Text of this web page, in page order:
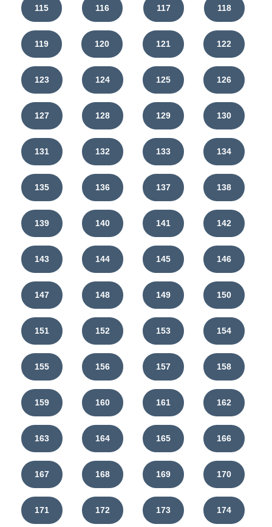
115 116 117 118
119 120 121 122
123 124 125 126
127 128 129 130
131 132 133 134
135 136 137 138
139 140 141 142
143 144 145 146
147 148 149 150
151 152 153 154
155 156 157 158
159 160 161 162
163 164 165 166
167 168 169 170
171 172 173 174